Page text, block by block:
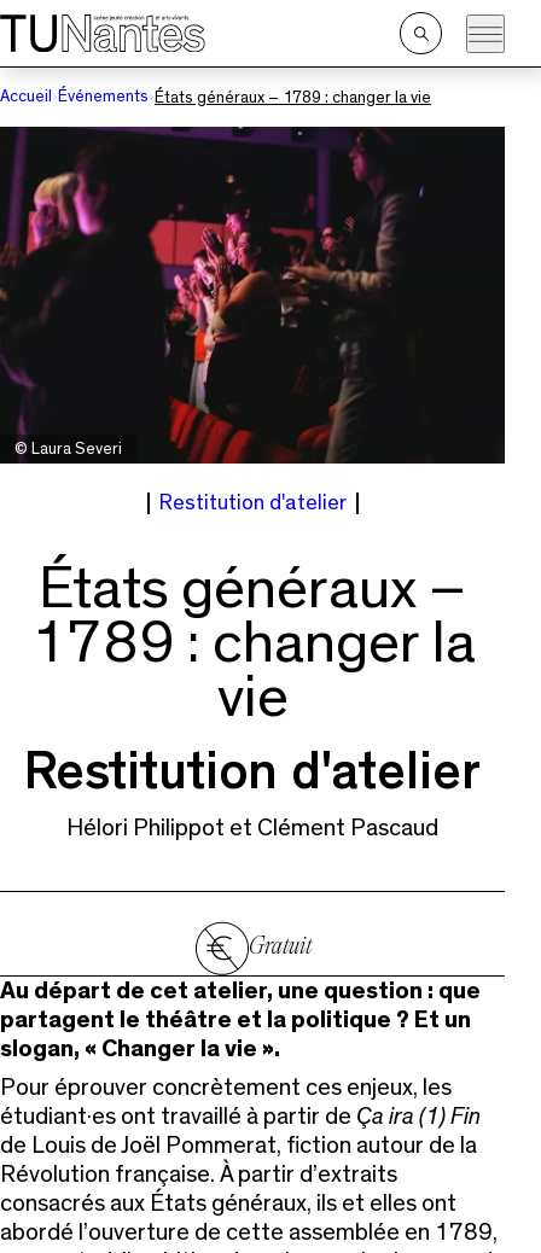
Passer directement à la navigation
Passer directement au contenu principal
Ouvrir
la
Accueil
Événements États généraux – 1789 : changer la vie
© Laura Severi
Restitution d'atelier
États généraux –
1789 : changer la
vie
Restitution d'atelier
Hélori Philippot et Clément Pascaud
Gratuit
Au départ de cet atelier, une question : que
partagent le théâtre et la politique ? Et un
slogan, « Changer la vie ».
Pour éprouver concrètement ces enjeux, les
étudiant·es ont travaillé à partir de Ça ira (1) Fin
de Louis de Joël Pommerat, fiction autour de la
Révolution française. À partir d’extraits
consacrés aux États généraux, ils et elles ont
abordé l’ouverture de cette assemblée en 1789,